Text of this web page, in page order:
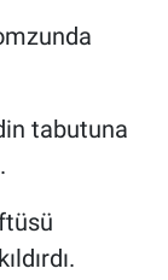
tabutuna